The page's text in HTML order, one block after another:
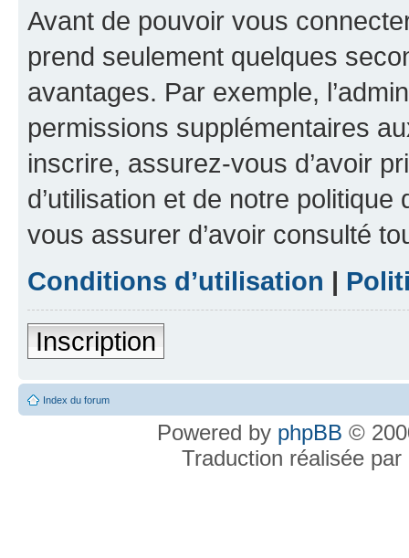
Avant de pouvoir vous
prend seulement quelques
avantages. Par exemple,
permissions supplémentaires
inscrire, assurez-vous d’avoir
d’utilisation et de notre
vous assurer d’avoir consulté
Conditions d’utilisation |
Inscription
Index du forum
Powered by phpBB ©
Traduction réalisée par